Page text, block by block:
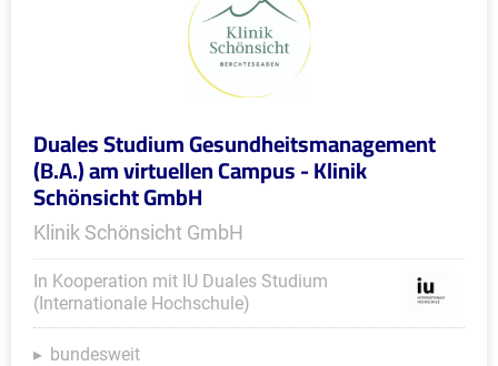
Duales Studium Gesundheitsmanagement
(B.A.) am virtuellen Campus - Klinik
Schönsicht GmbH
Klinik Schönsicht GmbH
In Kooperation mit IU Duales Studium
(Internationale Hochschule)
bundesweit